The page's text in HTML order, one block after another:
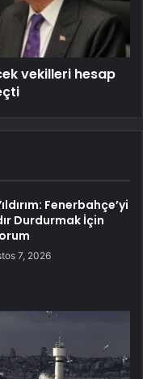
vekilleri hesap
Fenerbahçe’yi
Durdurmak İçin
7, 2026